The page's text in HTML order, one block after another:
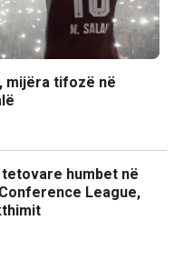
mijëra tifozë në
humbet në
League,